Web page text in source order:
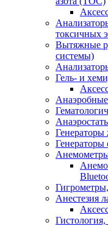
токсичных
Вытяжные
системы)
Гель- и
Генераторы
Генераторы
Анестезия